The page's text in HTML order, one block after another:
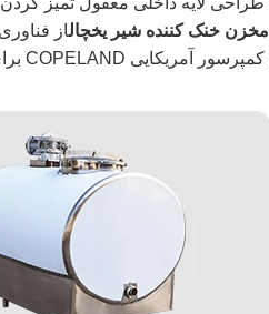
مخزن خنک کننده شیر یخچالاز